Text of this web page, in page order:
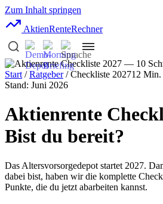
Zum Inhalt springen
AktienRenteRechner
Start /Ratgeber/ Checkliste 202712 Min.
Stand: Juni 2026
Aktienrente
Bist du bereit?
Das Altersvorsorgedepot startet 2027.
dabei bist, haben wir die komplette
Punkte, die du jetzt abarbeiten kannst.